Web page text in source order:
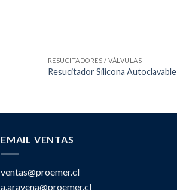
RESUCITADORES / VÁLVULAS
Resucitador Silicona Autoclavable
EMAIL VENTAS
ventas@proemer.cl
a.aravena@proemer.cl